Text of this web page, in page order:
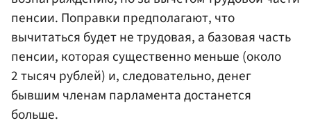
пенсии. Поправки предполагают, что
вычитаться будет не трудовая, а базовая часть
пенсии, которая существенно меньше (около
2 тысяч рублей) и, следовательно, денег
бывшим членам парламента достанется
больше.